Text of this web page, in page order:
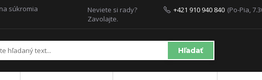
súkromia
Hľadať
Neviete si rady?
Zavolajte.
+421 910 940 840 (Po-Pia,